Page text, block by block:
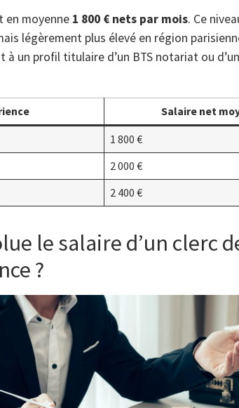
en moyenne 1 800 € nets par mois. Ce
légèrement plus élevé en région
à un profil titulaire d’un BTS notariat ou
Salaire net
1 800 €
2 000 €
2 400 €
le salaire d’un clerc
?